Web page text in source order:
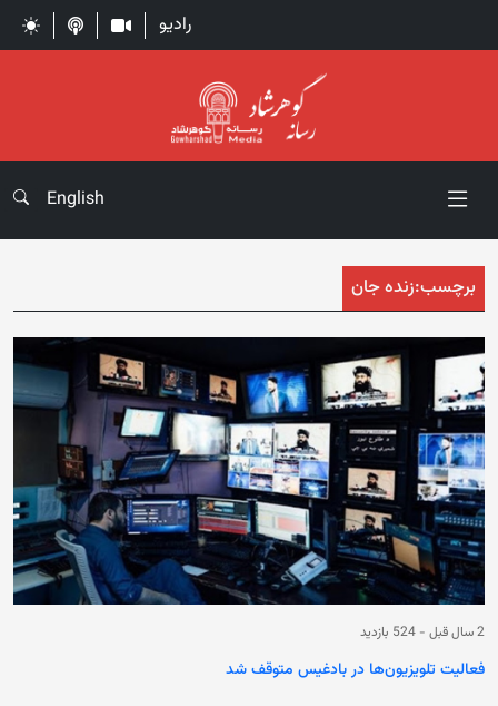
رادیو
English
برچسب:زنده جان
2 سال قبل - 524 بازدید
فعالیت‌ تلویزیون‌ها در بادغیس متوقف شد